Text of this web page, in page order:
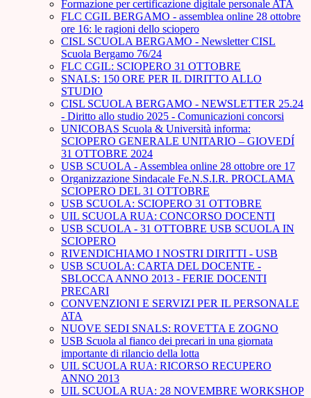
Formazione per certificazione digitale personale ATA
FLC CGIL BERGAMO - assemblea online 28 ottobre
ore 16: le ragioni dello sciopero
CISL SCUOLA BERGAMO - Newsletter CISL
Scuola Bergamo 76/24
FLC CGIL: SCIOPERO 31 OTTOBRE
SNALS: 150 ORE PER IL DIRITTO ALLO
STUDIO
CISL SCUOLA BERGAMO - NEWSLETTER 25.24
- Diritto allo studio 2025 - Comunicazioni concorsi
UNICOBAS Scuola & Università informa:
SCIOPERO GENERALE UNITARIO – GIOVEDÍ
31 OTTOBRE 2024
USB SCUOLA - Assemblea online 28 ottobre ore 17
Organizzazione Sindacale Fe.N.S.I.R. PROCLAMA
SCIOPERO DEL 31 OTTOBRE
USB SCUOLA: SCIOPERO 31 OTTOBRE
UIL SCUOLA RUA: CONCORSO DOCENTI
USB SCUOLA - 31 OTTOBRE USB SCUOLA IN
SCIOPERO
RIVENDICHIAMO I NOSTRI DIRITTI - USB
USB SCUOLA: CARTA DEL DOCENTE -
SBLOCCA ANNO 2013 - FERIE DOCENTI
PRECARI
CONVENZIONI E SERVIZI PER IL PERSONALE
ATA
NUOVE SEDI SNALS: ROVETTA E ZOGNO
USB Scuola al fianco dei precari in una giornata
importante di rilancio della lotta
UIL SCUOLA RUA: RICORSO RECUPERO
ANNO 2013
UIL SCUOLA RUA: 28 NOVEMBRE WORKSHOP